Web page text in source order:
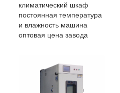
климатический шкаф
постоянная температура
и влажность машина
оптовая цена завода